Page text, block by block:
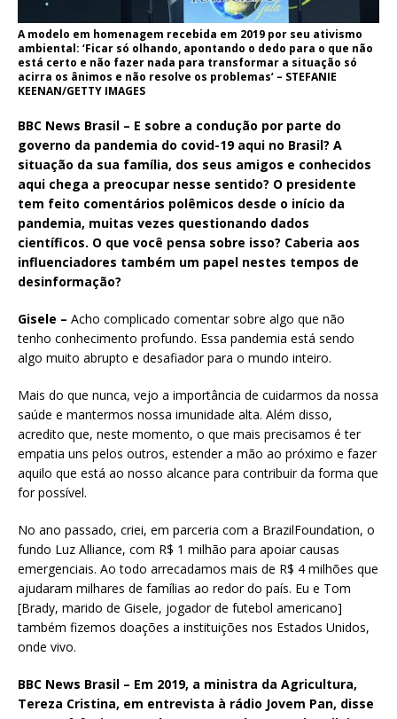
A modelo em homenagem recebida em 2019 por seu ativismo
ambiental: ‘Ficar só olhando, apontando o dedo para o que não
está certo e não fazer nada para transformar a situação só
acirra os ânimos e não resolve os problemas’ – STEFANIE
KEENAN/GETTY IMAGES
BBC News Brasil – E sobre a condução por parte do
governo da pandemia do covid-19 aqui no Brasil? A
situação da sua família, dos seus amigos e conhecidos
aqui chega a preocupar nesse sentido? O presidente
tem feito comentários polêmicos desde o início da
pandemia, muitas vezes questionando dados
científicos. O que você pensa sobre isso? Caberia aos
influenciadores também um papel nestes tempos de
desinformação?
Gisele – Acho complicado comentar sobre algo que não
tenho conhecimento profundo. Essa pandemia está sendo
algo muito abrupto e desafiador para o mundo inteiro.
Mais do que nunca, vejo a importância de cuidarmos da nossa
saúde e mantermos nossa imunidade alta. Além disso,
acredito que, neste momento, o que mais precisamos é ter
empatia uns pelos outros, estender a mão ao próximo e fazer
aquilo que está ao nosso alcance para contribuir da forma que
for possível.
No ano passado, criei, em parceria com a BrazilFoundation, o
fundo Luz Alliance, com R$ 1 milhão para apoiar causas
emergenciais. Ao todo arrecadamos mais de R$ 4 milhões que
ajudaram milhares de famílias ao redor do país. Eu e Tom
[Brady, marido de Gisele, jogador de futebol americano]
também fizemos doações a instituições nos Estados Unidos,
onde vivo.
BBC News Brasil – Em 2019, a ministra da Agricultura,
Tereza Cristina, em entrevista à rádio Jovem Pan, disse